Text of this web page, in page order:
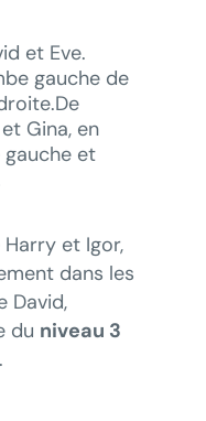
et Eve.
gauche de
Gina, en
gauche et
et Igor,
dans les
David,
du niveau 3
.